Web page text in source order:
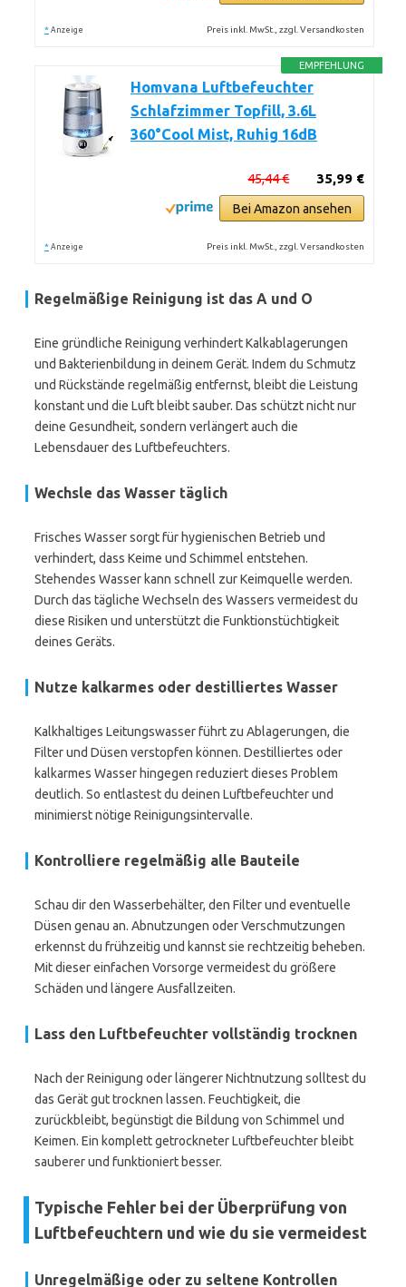
* Anzeige Preis inkl. MwSt., zzgl. Versandkosten
EMPFEHLUNG
Homvana Luftbefeuchter
Schlafzimmer Topfill, 3.6L
360°Cool Mist, Ruhig 16dB
35,99 €
45,44 €
Bei Amazon ansehen
* Anzeige Preis inkl. MwSt., zzgl. Versandkosten
Regelmäßige Reinigung ist das A und O
Eine gründliche Reinigung verhindert Kalkablagerungen
und Bakterienbildung in deinem Gerät. Indem du Schmutz
und Rückstände regelmäßig entfernst, bleibt die Leistung
konstant und die Luft bleibt sauber. Das schützt nicht nur
deine Gesundheit, sondern verlängert auch die
Lebensdauer des Luftbefeuchters.
Wechsle das Wasser täglich
Frisches Wasser sorgt für hygienischen Betrieb und
verhindert, dass Keime und Schimmel entstehen.
Stehendes Wasser kann schnell zur Keimquelle werden.
Durch das tägliche Wechseln des Wassers vermeidest du
diese Risiken und unterstützt die Funktionstüchtigkeit
deines Geräts.
Nutze kalkarmes oder destilliertes Wasser
Kalkhaltiges Leitungswasser führt zu Ablagerungen, die
Filter und Düsen verstopfen können. Destilliertes oder
kalkarmes Wasser hingegen reduziert dieses Problem
deutlich. So entlastest du deinen Luftbefeuchter und
minimierst nötige Reinigungsintervalle.
Kontrolliere regelmäßig alle Bauteile
Schau dir den Wasserbehälter, den Filter und eventuelle
Düsen genau an. Abnutzungen oder Verschmutzungen
erkennst du frühzeitig und kannst sie rechtzeitig beheben.
Mit dieser einfachen Vorsorge vermeidest du größere
Schäden und längere Ausfallzeiten.
Lass den Luftbefeuchter vollständig trocknen
Nach der Reinigung oder längerer Nichtnutzung solltest du
das Gerät gut trocknen lassen. Feuchtigkeit, die
zurückbleibt, begünstigt die Bildung von Schimmel und
Keimen. Ein komplett getrockneter Luftbefeuchter bleibt
sauberer und funktioniert besser.
Typische Fehler bei der Überprüfung von
Luftbefeuchtern und wie du sie vermeidest
Unregelmäßige oder zu seltene Kontrollen